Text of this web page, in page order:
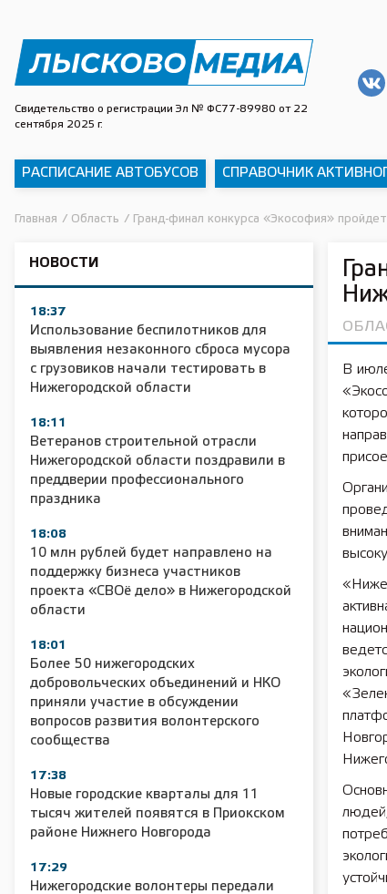
Свидетельство о регистрации Эл № ФС77-89980 от 22
сентября 2025 г.
РАСПИСАНИЕ АВТОБУСОВ СПРАВОЧНИК
Главная / Область / Гранд-финал конкурса «Экософия»
НОВОСТИ
18:37
Использование беспилотников для
выявления незаконного сброса мусора
с грузовиков начали тестировать в
Нижегородской области
18:11
Ветеранов строительной отрасли
Нижегородской области поздравили в
преддверии профессионального
праздника
18:08
10 млн рублей будет направлено на
поддержку бизнеса участников
проекта «СВОё дело» в Нижегородской
области
18:01
Более 50 нижегородских
добровольческих объединений и НКО
приняли участие в обсуждении
вопросов развития волонтерского
сообщества
17:38
Новые городские кварталы для 11
тысяч жителей появятся в Приокском
районе Нижнего Новгорода
17:29
Нижегородские волонтеры передали
В
11 01 Сельское хозяйство 2025 2025 11